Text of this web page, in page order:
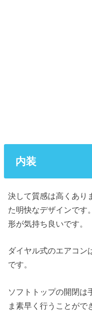
内装
決して質感は高くあり
た明快なデザインです
形が気持ち良いです。
ダイヤル式のエアコン
です。
ソフトトップの開閉は
ま素早く行うことがで